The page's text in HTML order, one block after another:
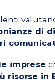
di
imprese
risorse in